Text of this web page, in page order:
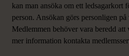
kan man ansöka om ett ledsagarkort
person. Ansökan görs personligen
Medlemmen behöver vara beredd
mer information kontakta